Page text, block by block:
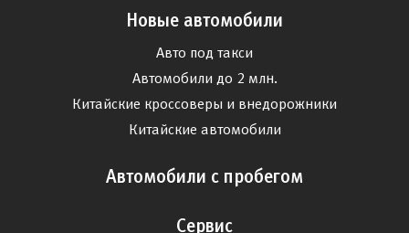
Новые автомобили
Авто под такси
Автомобили до 2 млн.
Китайские кроссоверы и внедорожники
Китайские автомобили
Автомобили с пробегом
Сервис